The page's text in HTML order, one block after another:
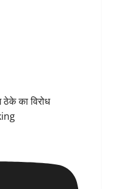
ठेके का विरोध